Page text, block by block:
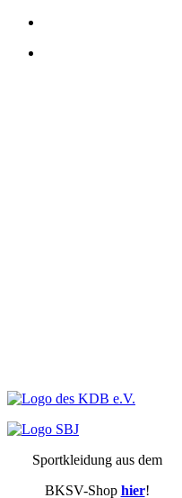
Sportkleidung aus dem
BKSV-Shop hier!